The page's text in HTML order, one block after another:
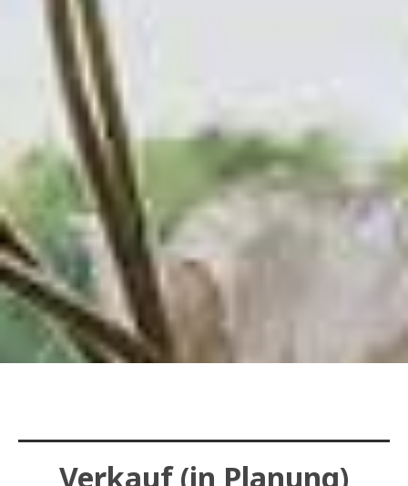
Verkauf (in Planung)